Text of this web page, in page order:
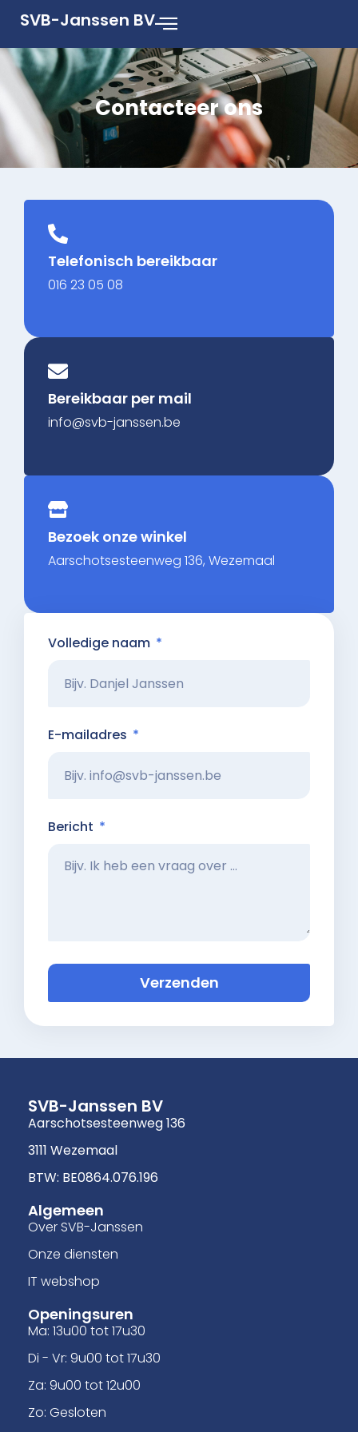
SVB-Janssen BV
Contacteer ons
Telefonisch bereikbaar
016 23 05 08
Bereikbaar per mail
info@svb-janssen.be
Bezoek onze winkel
Aarschotsesteenweg 136, Wezemaal
Volledige naam
E-mailadres
Bericht
Verzenden
SVB-Janssen BV
Aarschotsesteenweg 136
3111 Wezemaal
BTW: BE0864.076.196
Algemeen
Over SVB-Janssen
Onze diensten
IT webshop
Openingsuren
Ma: 13u00 tot 17u30
Di - Vr: 9u00 tot 17u30
Za: 9u00 tot 12u00
Zo: Gesloten